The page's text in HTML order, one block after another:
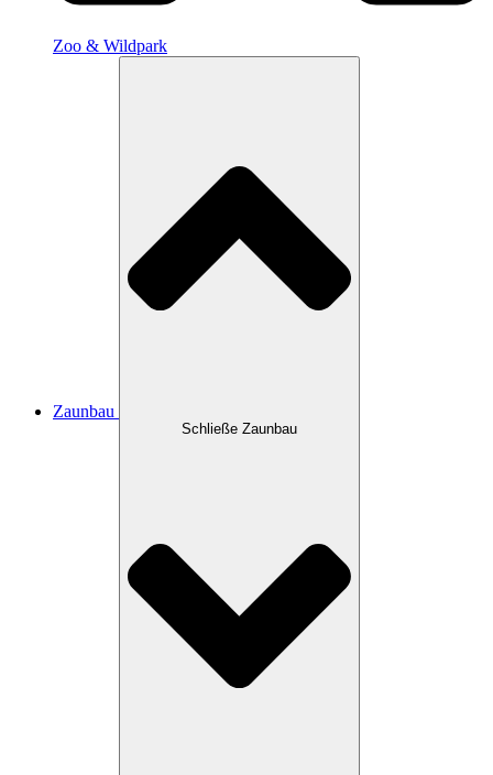
Zoo & Wildpark
Zaunbau
Schließe Zaunbau